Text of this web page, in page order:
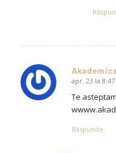
says:
apr. 23 la
Te
Răspunde